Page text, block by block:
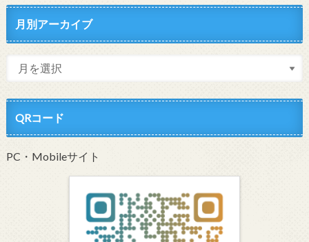
月別アーカイブ
QRコード
PC・Mobileサイト